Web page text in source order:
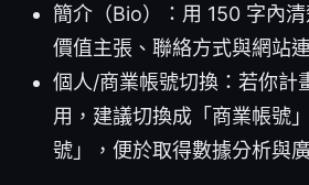
簡介（Bio）：用 150 字內
價值主張、聯絡方式與網站
個人/商業帳號切換：若你計
用，建議切換成「商業帳號
號」，便於取得數據分析與